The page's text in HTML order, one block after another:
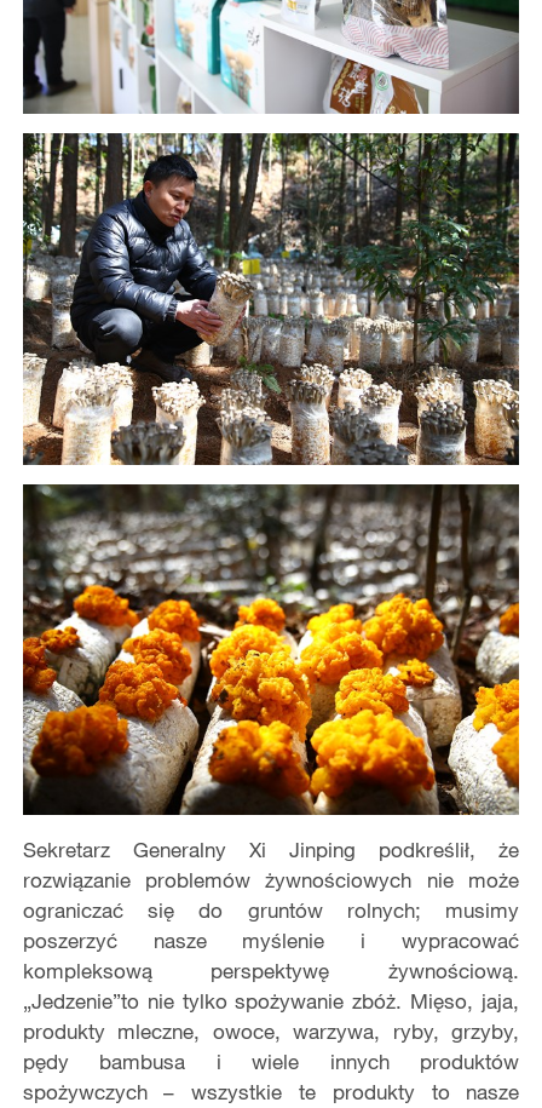
Sekretarz Generalny Xi Jinping podkreślił, że
rozwiązanie problemów żywnościowych nie może
ograniczać się do gruntów rolnych; musimy
poszerzyć nasze myślenie i wypracować
kompleksową perspektywę żywnościową.
„Jedzenie”to nie tylko spożywanie zbóż. Mięso, jaja,
produkty mleczne, owoce, warzywa, ryby, grzyby,
pędy bambusa i wiele innych produktów
spożywczych – wszystkie te produkty to nasze